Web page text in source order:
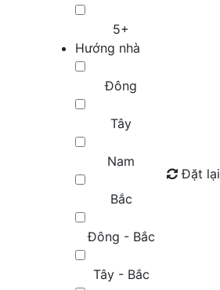
5+
Hướng nhà
Đông
Tây
Nam
Bắc
Đông - Bắc
Tây - Bắc
Đặt lại